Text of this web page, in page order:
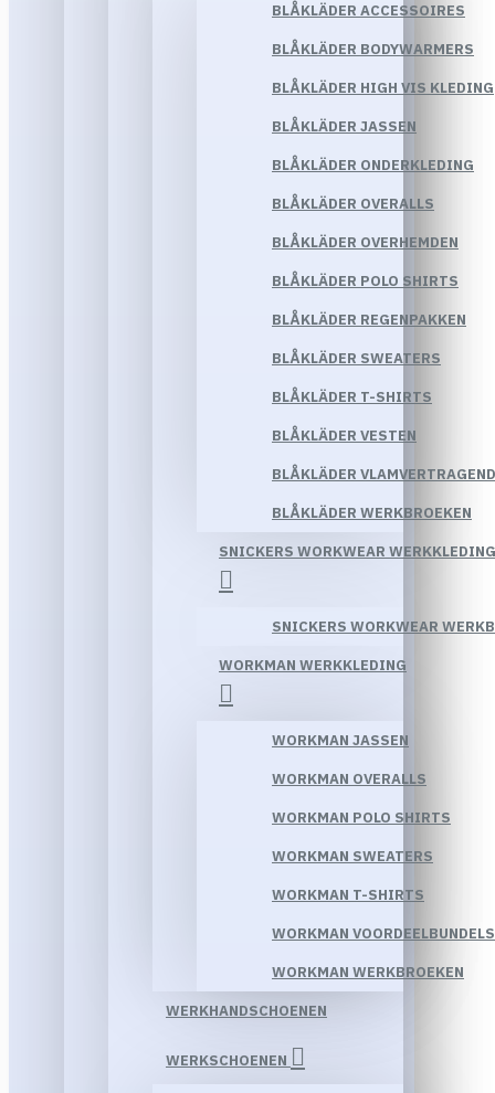
BLÅKLÄDER ACCESSOIRES
BLÅKLÄDER BODYWARMERS
BLÅKLÄDER HIGH VIS KLEDING
BLÅKLÄDER JASSEN
BLÅKLÄDER ONDERKLEDING
BLÅKLÄDER OVERALLS
BLÅKLÄDER OVERHEMDEN
BLÅKLÄDER POLO SHIRTS
BLÅKLÄDER REGENPAKKEN
BLÅKLÄDER SWEATERS
BLÅKLÄDER T-SHIRTS
BLÅKLÄDER VESTEN
BLÅKLÄDER
BLÅKLÄDER WERKBROEKEN
SNICKERS WORKWEAR WERKKLEDING
SNICKERS WORKWEAR
WORKMAN WERKKLEDING
WORKMAN JASSEN
WORKMAN OVERALLS
WORKMAN POLO SHIRTS
WORKMAN SWEATERS
WORKMAN T-SHIRTS
WORKMAN VOORDEELBUNDELS
WORKMAN WERKBROEKEN
WERKHANDSCHOENEN
WERKSCHOENEN